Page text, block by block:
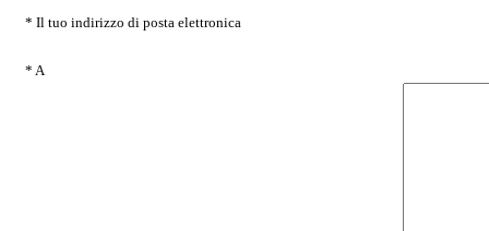
* Il tuo indirizzo di posta elettronica
* A